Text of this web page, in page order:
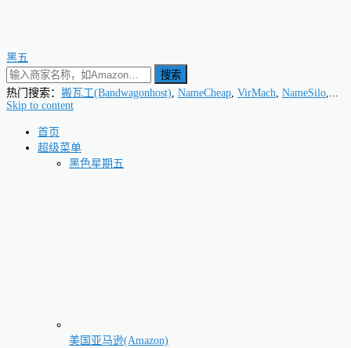
黑五
搜索
热门搜索： 搬瓦工(Bandwagonhost), NameCheap, VirMach, NameSilo,...
Skip to content
首页
超级菜单
黑色星期五
美国亚马逊(Amazon)